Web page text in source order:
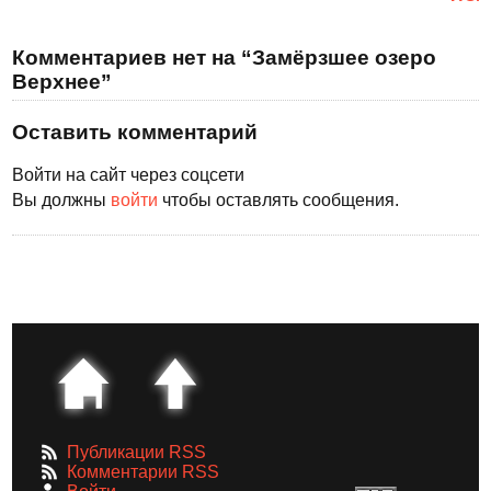
Комментариев нет на “Замёрзшее озеро
Верхнее”
Оставить комментарий
Войти на сайт через соцсети
Вы должны войти чтобы оставлять сообщения.
Публикации RSS
Комментарии RSS